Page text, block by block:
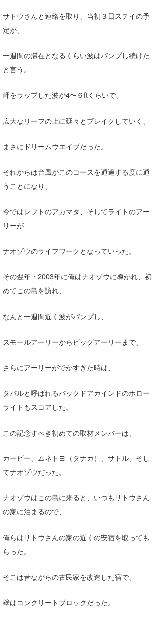
サトウさんと連絡を取り、当初３日ステイの予
定が、
一週間の滞在となるくらい波はパンプし続けた
と言う。
岬をラップした波が4〜６ftくらいで、
広大なリーフの上に延々とブレイクしていく、
まさにドリームウエイブだった。
それからは台風がこのコースを通過する度に通
うことになり、
今ではレフトのアカマタ、そしてライトのアー
リーが
ナオゾウのライフワークとなっていった。
その翌年・2003年に俺はナオゾウに導かれ、初
めてこの島を訪れ、
なんと一週間近く波がパンプし、
スモールアーリーからビッグアーリーまで、
さらにアーリーがでかすぎた時は、
タバルと呼ばれるバックドアカインドのホロー
ライトもスコアした。
この記念すべき初めての取材メンバーは、
カービー、ムネトヨ（タナカ）、サトル、そし
てナオゾウだった。
ナオゾウはこの島に来ると、いつもサトウさん
の家に泊まるので、
俺らはサトウさんの家の近くの安宿を取っても
らった。
そこは昔ながらの古民家を改造した宿で、
壁はコンクリートブロックだった。